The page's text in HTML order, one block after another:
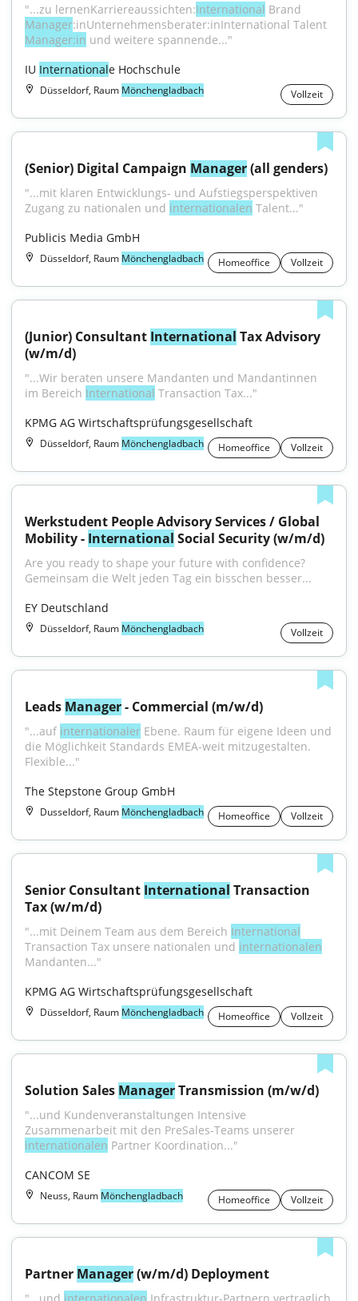
"...zu lernenKarriereaussichten:International
Manager
Manager:in und weitere spannende..."
IU Internationale Hochschule
Düsseldorf, Raum Mönchengladbach Vollzeit
(Senior) Digital Campaign Manager (all genders)
"...mit klaren Entwicklungs- und Aufstiegsperspektiven
Zugang zu nationalen und internationalen Talent..."
Publicis Media GmbH
Düsseldorf, Raum Mönchengladbach Homeoffice Vollzeit
(Junior) Consultant International Tax Advisory
(w/m/d)
"...Wir beraten unsere Mandanten und Mandantinnen
im Bereich International Transaction Tax..."
KPMG AG Wirtschaftsprüfungsgesellschaft
Düsseldorf, Raum Mönchengladbach Homeoffice Vollzeit
Werkstudent People Advisory Services / Global
Mobility - International Social Security (w/m/d)
Are you ready to shape your future with confidence?
Gemeinsam die Welt jeden Tag ein bisschen besser...
EY Deutschland
Düsseldorf, Raum Mönchengladbach Vollzeit
Leads Manager - Commercial (m/w/d)
"...auf internationaler Ebene. Raum für eigene Ideen und
die Möglichkeit Standards EMEA-weit mitzugestalten.
Flexible..."
The Stepstone Group GmbH
Dusseldorf, Raum Mönchengladbach Homeoffice Vollzeit
Senior Consultant International Transaction
Tax (w/m/d)
"...mit Deinem Team aus dem Bereich International
Transaction Tax unsere nationalen und internationalen
Mandanten..."
KPMG AG Wirtschaftsprüfungsgesellschaft
Düsseldorf, Raum Mönchengladbach Homeoffice Vollzeit
Solution Sales Manager Transmission (m/w/d)
"...und Kundenveranstaltungen Intensive
internationalen Partner Koordination..."
CANCOM SE
Neuss, Raum Mönchengladbach Homeoffice Vollzeit
Partner Manager (w/m/d) Deployment